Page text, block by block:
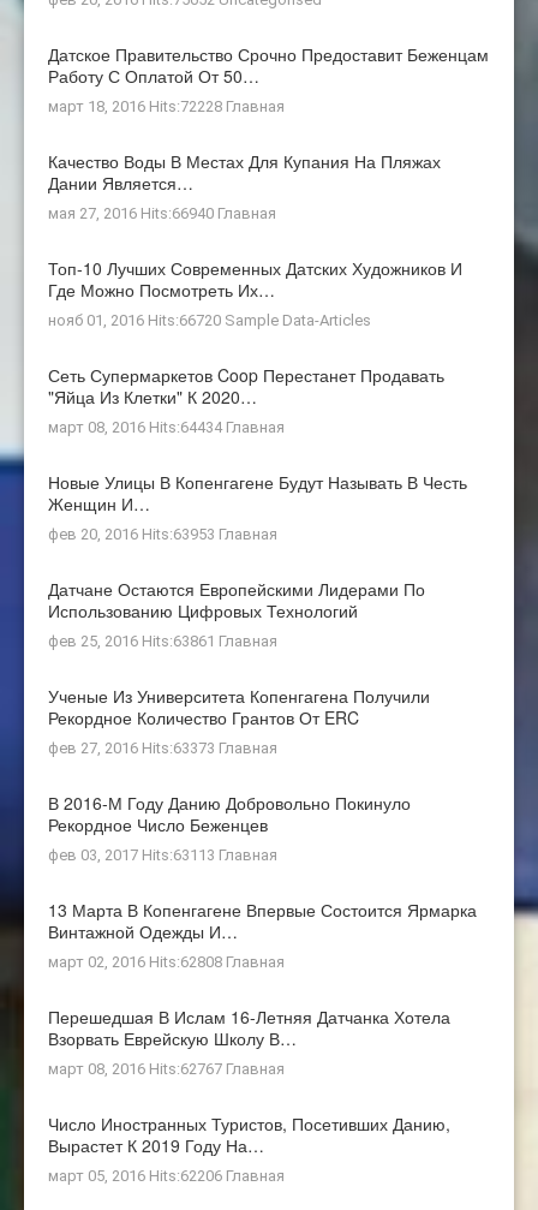
Датское Правительство Срочно Предоставит Беженцам
Работу С Оплатой От 50…
март 18, 2016 Hits:72228 Главная
Качество Воды В Местах Для Купания На Пляжах
Дании Является…
мая 27, 2016 Hits:66940 Главная
Топ-10 Лучших Современных Датских Художников И
Где Можно Посмотреть Их…
нояб 01, 2016 Hits:66720 Sample Data-Articles
Сеть Супермаркетов Coop Перестанет Продавать
"яйца Из Клетки" К 2020…
март 08, 2016 Hits:64434 Главная
Новые Улицы В Копенгагене Будут Называть В Честь
Женщин И…
фев 20, 2016 Hits:63953 Главная
Датчане Остаются Европейскими Лидерами По
Использованию Цифровых Технологий
фев 25, 2016 Hits:63861 Главная
Ученые Из Университета Копенгагена Получили
Рекордное Количество Грантов От ERC
фев 27, 2016 Hits:63373 Главная
В 2016-М Году Данию Добровольно Покинуло
Рекордное Число Беженцев
фев 03, 2017 Hits:63113 Главная
13 Марта В Копенгагене Впервые Состоится Ярмарка
Винтажной Одежды И…
март 02, 2016 Hits:62808 Главная
Перешедшая В Ислам 16-Летняя Датчанка Хотела
Взорвать Еврейскую Школу В…
март 08, 2016 Hits:62767 Главная
Число Иностранных Туристов, Посетивших Данию,
Вырастет К 2019 Году На…
март 05, 2016 Hits:62206 Главная